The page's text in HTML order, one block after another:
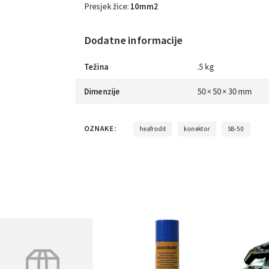
Presjek žice: 10mm2
Dodatne informacije
Težina .5 kg
Dimenzije 50 × 50 × 30 mm
OZNAKE: heafrodit konektor SB-50